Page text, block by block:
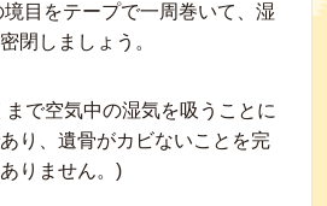
テープで一周巻いて、湿
閉しましょう。
で空気中の湿気を吸うことに
り、遺骨がカビないことを完
りません。)